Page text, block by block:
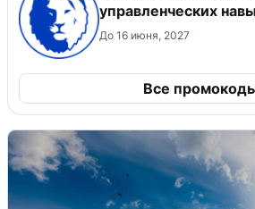
управленческих
До 16 июня, 2027
Все